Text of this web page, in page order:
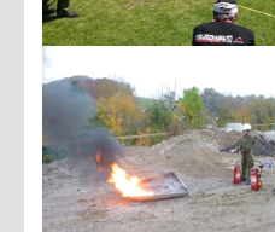
Brandschutz
ÖAMTC Rettungskarte für Auto
Brandgefahren im Wohnbereich
Hochwasser
Sicherheitstipps Silvester